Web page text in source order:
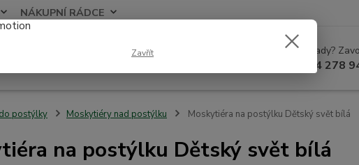
NÁKUPNÍ RÁDCE
Hledat Nevíte si rady?
+420 604 278
postýlky Moskytiéry nad postýlku Moskytiéra na postýlku Dětský svět bílá
na postýlku Dětský svět bílá
Zavřít